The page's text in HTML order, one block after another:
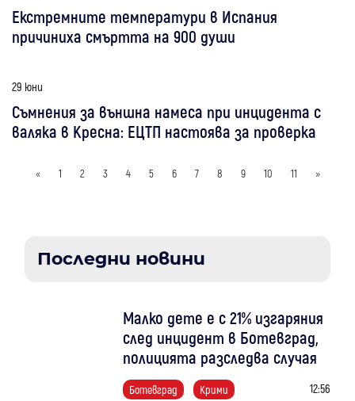
Екстремните температури в Испания
причиниха смъртта на 900 души
29 юни
Съмнения за външна намеса при инцидента с
валяка в Кресна: ЕЦТП настоява за проверка
« 1 2 3 4 5 6 7 8 9 10 11 »
Последни новини
Малко дете е с 21% изгаряния
след инцидент в Ботевград,
полицията разследва случая
Ботевград Крими 12:56